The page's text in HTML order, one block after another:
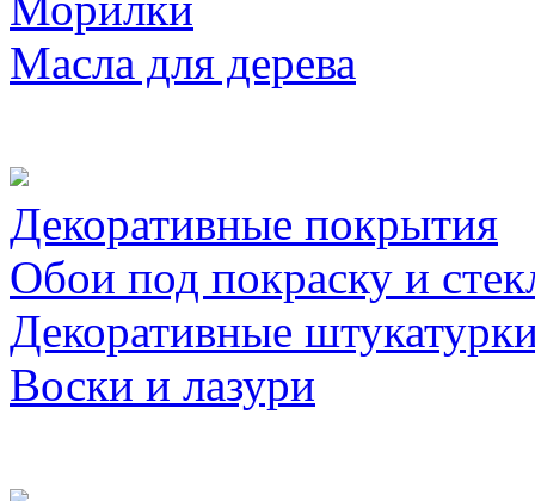
Масла для дерева
Декоративные покрытия
Обои под покраску и
Декоративные
Воски и лазури